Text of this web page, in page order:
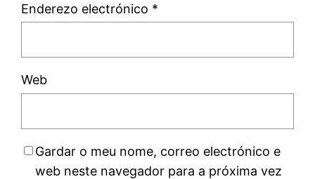
Enderezo electrónico *
Web
Gardar o meu nome, correo electrónico e
web neste navegador para a próxima vez